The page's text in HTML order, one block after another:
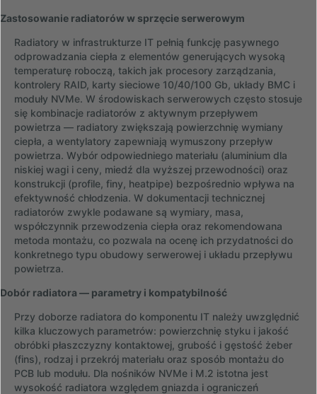
Zastosowanie radiatorów w sprzęcie serwerowym
Radiatory w infrastrukturze IT pełnią funkcję pasywnego
odprowadzania ciepła z elementów generujących wysoką
temperaturę roboczą, takich jak procesory zarządzania,
kontrolery RAID, karty sieciowe 10/40/100 Gb, układy BMC i
moduły NVMe. W środowiskach serwerowych często stosuje
się kombinacje radiatorów z aktywnym przepływem
powietrza — radiatory zwiększają powierzchnię wymiany
ciepła, a wentylatory zapewniają wymuszony przepływ
powietrza. Wybór odpowiedniego materiału (aluminium dla
niskiej wagi i ceny, miedź dla wyższej przewodności) oraz
konstrukcji (profile, finy, heatpipe) bezpośrednio wpływa na
efektywność chłodzenia. W dokumentacji technicznej
radiatorów zwykle podawane są wymiary, masa,
współczynnik przewodzenia ciepła oraz rekomendowana
metoda montażu, co pozwala na ocenę ich przydatności do
konkretnego typu obudowy serwerowej i układu przepływu
powietrza.
Dobór radiatora — parametry i kompatybilność
Przy doborze radiatora do komponentu IT należy uwzględnić
kilka kluczowych parametrów: powierzchnię styku i jakość
obróbki płaszczyzny kontaktowej, grubość i gęstość żeber
(fins), rodzaj i przekrój materiału oraz sposób montażu do
PCB lub modułu. Dla nośników NVMe i M.2 istotna jest
wysokość radiatora względem gniazda i ograniczeń